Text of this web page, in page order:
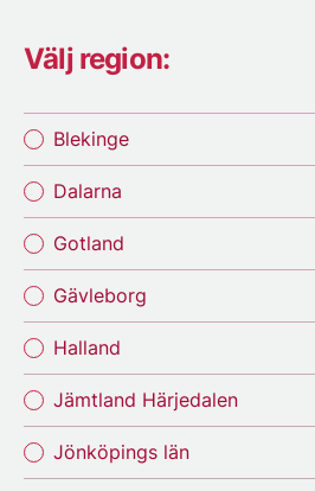
Välj region:
Blekinge
Dalarna
Gotland
Gävleborg
Halland
Jämtland Härjedalen
Jönköpings län